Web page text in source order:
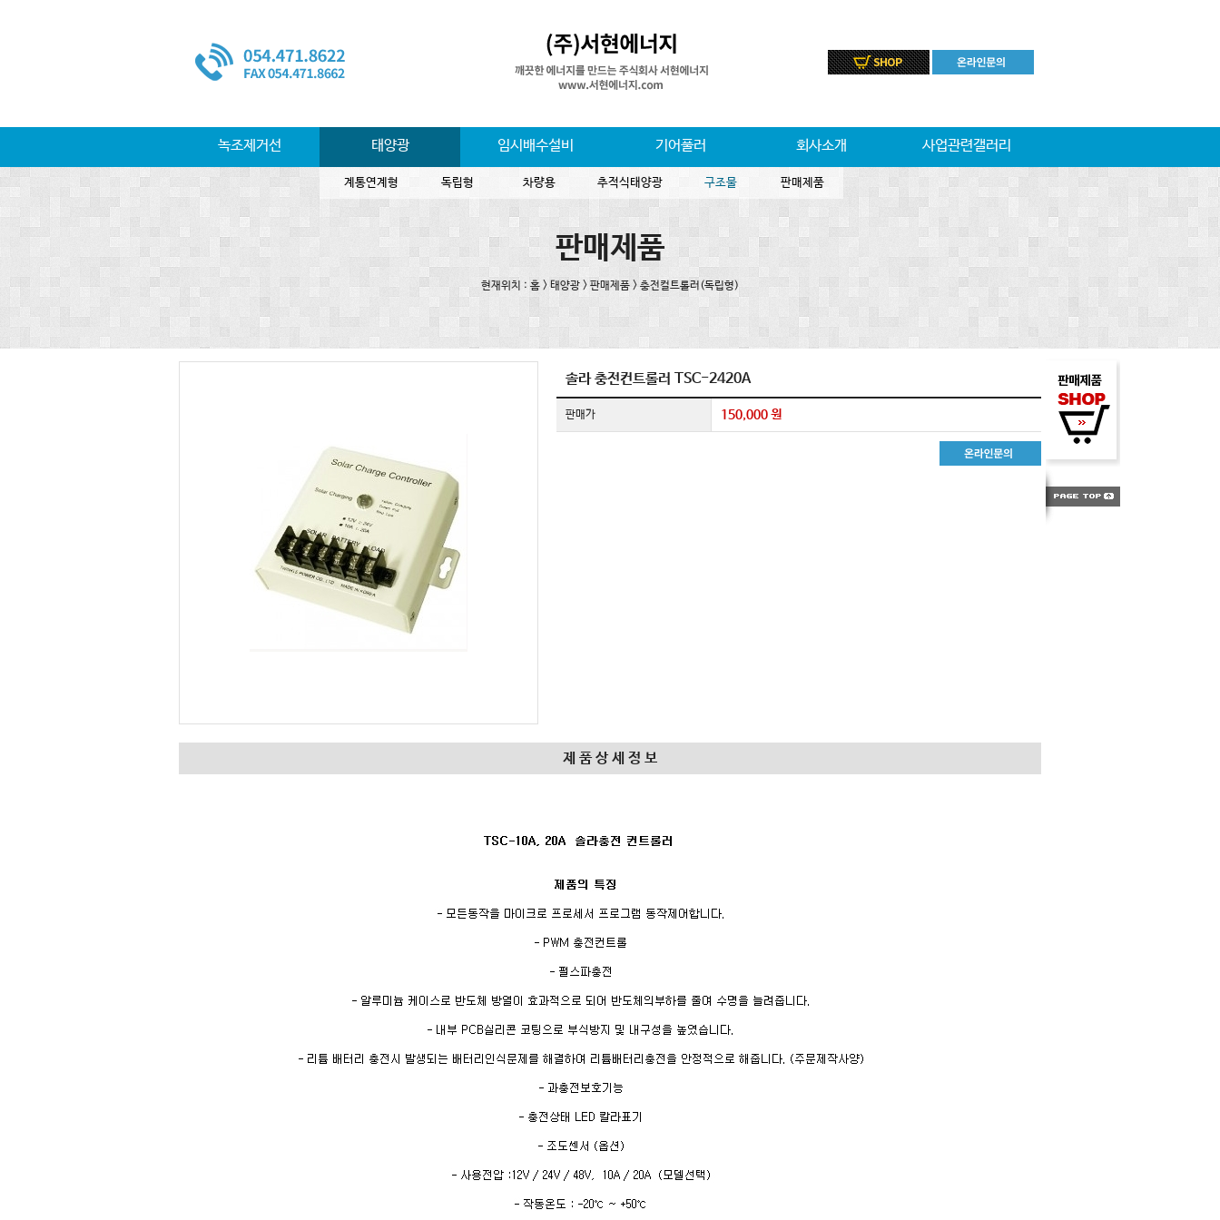
녹조제거선 태양광 임시배수설비 기어풀러 회사소개 사업관련갤러리
계통연계형 독립형 차량용 추적식태양광 구조물 판매제품
판매제품
현재위치 : 홈 > 태양광 > 판매제품 > 충전컬트롤러(독립형)
솔라 충전컨트롤러 TSC-2420A
판매가 150,000 원
제 품 상 세 정 보